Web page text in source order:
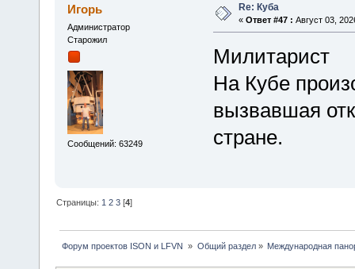
Игорь
Администратор
Старожил
Сообщений: 63249
Re: Куба
« Ответ #47 : Август 03,
Милитарист
На Кубе
вызвавшая
стране.
Страницы: 1 2 3 [4]
Форум проектов ISON и LFVN » Общий раздел» Международная